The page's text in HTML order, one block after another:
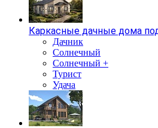
Каркасные дачные дома
Дачник
Солнечный
Солнечный +
Турист
Удача